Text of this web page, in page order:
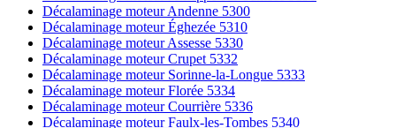
Décalaminage moteur Andenne 5300
Décalaminage moteur Éghezée 5310
Décalaminage moteur Assesse 5330
Décalaminage moteur Crupet 5332
Décalaminage moteur Sorinne-la-Longue 5333
Décalaminage moteur Florée 5334
Décalaminage moteur Courrière 5336
Décalaminage moteur Faulx-les-Tombes 5340